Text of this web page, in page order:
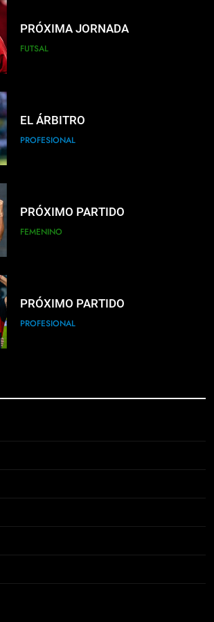
PRÓXIMA JORNADA
FUTSAL
EL ÁRBITRO
PROFESIONAL
PRÓXIMO PARTIDO
FEMENINO
PRÓXIMO PARTIDO
PROFESIONAL
HACÉ EL CANJE